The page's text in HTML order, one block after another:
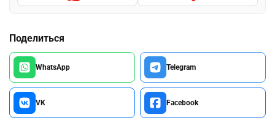
Поделиться
WhatsApp Telegram
VK Facebook